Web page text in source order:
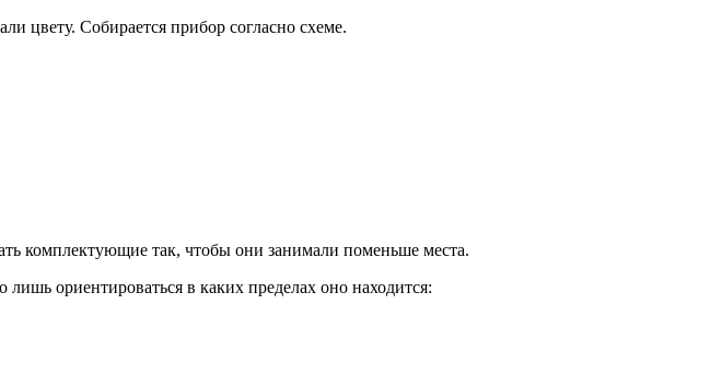
цвету. Собирается прибор согласно схеме.
комплектующие так, чтобы они занимали поменьше места.
ориентироваться в каких пределах оно находится: